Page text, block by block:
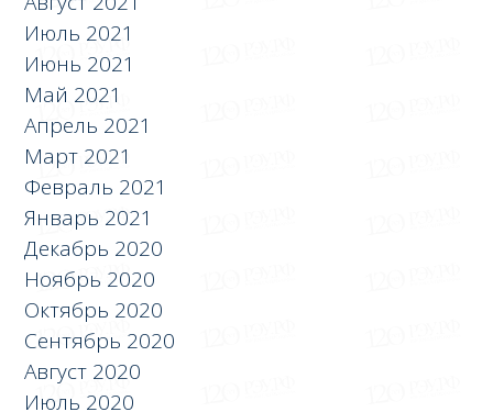
Июль 2021
Июнь 2021
Май 2021
Апрель 2021
Март 2021
Февраль 2021
Январь 2021
Декабрь 2020
Ноябрь 2020
Октябрь 2020
Сентябрь 2020
Август 2020
Июль 2020